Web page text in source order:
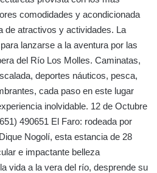
comodidades y acondicionada
de atractivos y actividades. La
lanzarse a la aventura por las
del Río Los Molles. Caminatas,
deportes náuticos, pesca,
cada paso en este lugar
inolvidable. 12 de Octubre
490651 El Faro: rodeada por
Nogolí, esta estancia de 28
e impactante belleza
vida a la vera del río, desprende su